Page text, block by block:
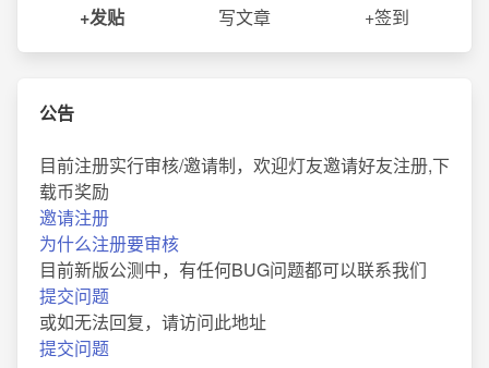
+发贴 写文章 +签到
公告
目前注册实行审核/邀请制，欢迎灯友邀请好友注册,下
载币奖励
邀请注册
为什么注册要审核
目前新版公测中，有任何BUG问题都可以联系我们
提交问题
或如无法回复，请访问此地址
提交问题